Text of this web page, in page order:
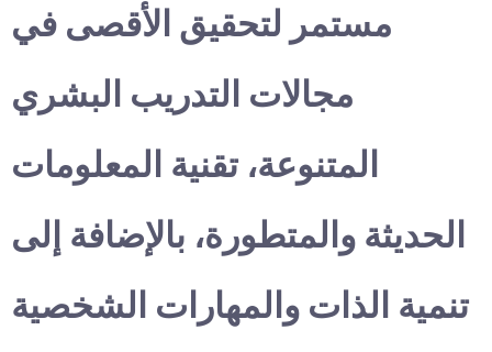
مستمر لتحقيق الأقصى في
مجالات التدريب البشري
المتنوعة، تقنية المعلومات
الحديثة والمتطورة، بالإضافة إلى
تنمية الذات والمهارات الشخصية